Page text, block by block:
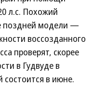
л.с. Похожий
поздней модели —
воссозданного
проверят, скорее
в Гудвуде в
в июне.